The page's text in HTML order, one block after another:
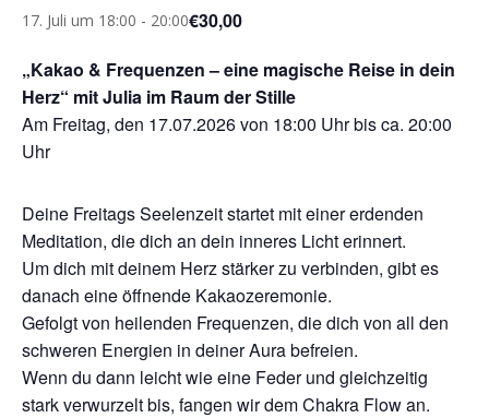
17. Juli um 18:00 - 20:00€30,00
„Kakao & Frequenzen – eine magische Reise in dein
Herz“ mit Julia im Raum der Stille
Am Freitag, den 17.07.2026 von 18:00 Uhr bis ca. 20:00
Uhr
Deine Freitags Seelenzeit startet mit einer erdenden
Meditation, die dich an dein inneres Licht erinnert.
Um dich mit deinem Herz stärker zu verbinden, gibt es
danach eine öffnende Kakaozeremonie.
Gefolgt von heilenden Frequenzen, die dich von all den
schweren Energien in deiner Aura befreien.
Wenn du dann leicht wie eine Feder und gleichzeitig
stark verwurzelt bis, fangen wir dem Chakra Flow an.